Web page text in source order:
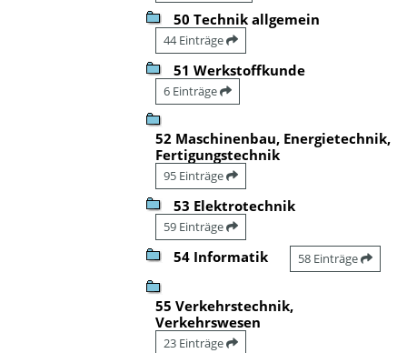
50 Technik allgemein
44 Einträge
51 Werkstoffkunde
6 Einträge
52 Maschinenbau, Energietechnik,
Fertigungstechnik
95 Einträge
53 Elektrotechnik
59 Einträge
54 Informatik 58 Einträge
55 Verkehrstechnik,
Verkehrswesen
23 Einträge